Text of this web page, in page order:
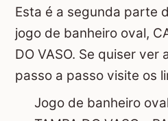
Esta é a segunda parte
jogo de banheiro oval,
DO VASO. Se quiser
passo a passo visite os
Jogo de banheiro